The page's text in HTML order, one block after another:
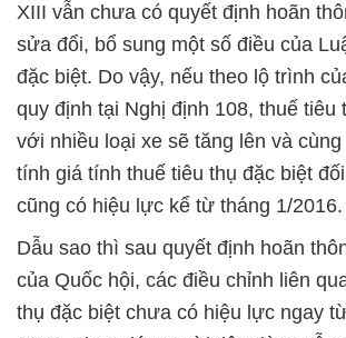
XIII vẫn chưa có quyết định hoãn
sửa đổi, bổ sung một số điều của
đặc biệt. Do vậy, nếu theo lộ trình
quy định tại Nghị định 108, thuế tiêu
với nhiều loại xe sẽ tăng lên và
tính giá tính thuế tiêu thụ đặc biệt
cũng có hiệu lực kể từ tháng 1/2016.
Dẫu sao thì sau quyết định hoãn
của Quốc hội, các điều chỉnh liên
thụ đặc biệt chưa có hiệu lực ngay